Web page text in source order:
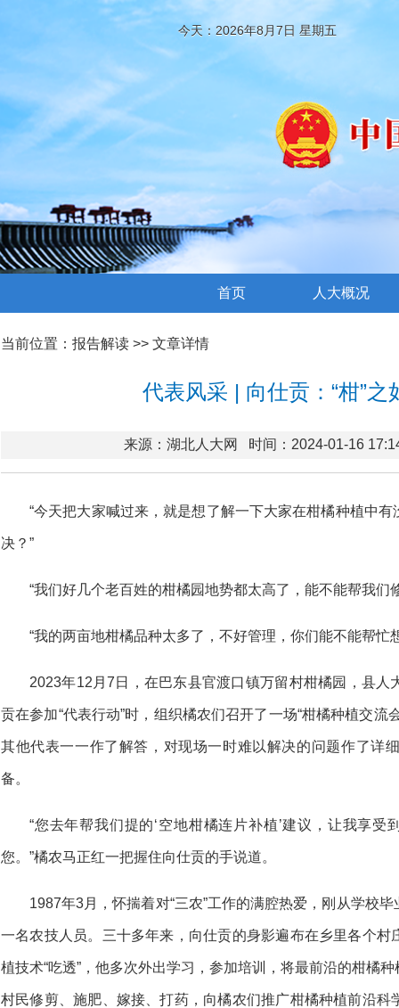
今天：2026年8月7日 星期五
首页 人大概况
当前位置： 报告解读 >> 文章详情
代表风采 | 向仕贡：“柑”之
来源：湖北人大网 时间：2024-01-16
“今天把大家喊过来，就是想了解一下大家在柑橘种植中
决？”
“我们好几个老百姓的柑橘园地势都太高了，能不能帮我们
“我的两亩地柑橘品种太多了，不好管理，你们能不能帮忙
2023年12月7日，在巴东县官渡口镇万留村柑橘园，县
贡在参加“代表行动”时，组织橘农们召开了一场“柑橘种植交流
其他代表一一作了解答，对现场一时难以解决的问题作了详
备。
“您去年帮我们提的‘空地柑橘连片补植’建议，让我享
您。”橘农马正红一把握住向仕贡的手说道。
1987年3月，怀揣着对“三农”工作的满腔热爱，刚从学校
一名农技人员。三十多年来，向仕贡的身影遍布在乡里各个
植技术“吃透”，他多次外出学习，参加培训，将最前沿的柑橘
村民修剪、施肥、嫁接、打药，向橘农们推广柑橘种植前沿